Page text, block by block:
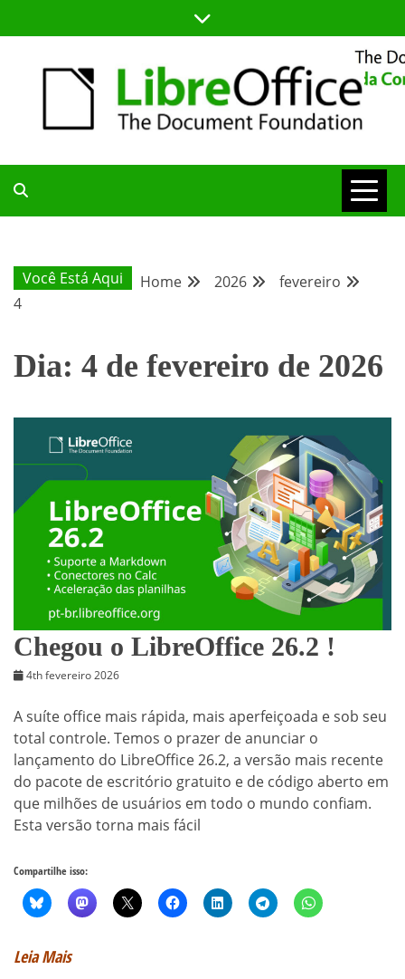
to
BLOG DA
COMUNIDADE
Você Está Aqui Home 2026
fevereiro
4
Dia: 4 de fevereiro de 2026
Chegou o LibreOffice 26.2 !
4th fevereiro 2026
A suíte office mais rápida, mais aperfeiçoada e sob seu
total controle. Temos o prazer de anunciar o
lançamento do LibreOffice 26.2, a versão mais recente
do pacote de escritório gratuito e de código aberto em
que milhões de usuários em todo o mundo confiam.
Esta versão torna mais fácil
Compartilhe isso:
Leia Mais